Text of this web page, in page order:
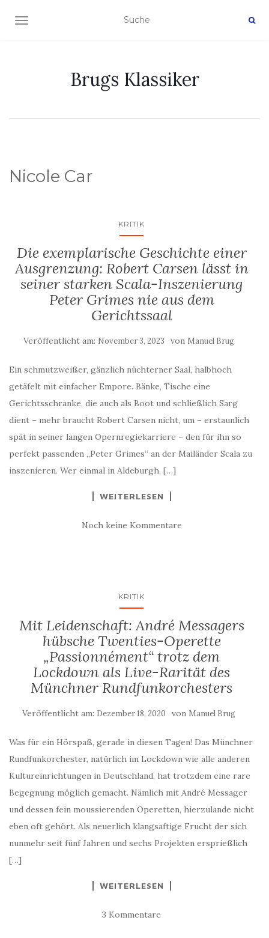
NAVIGATION EIN-/AUSSCHALTEN
Brugs Klassiker
Nicole Car
KRITIK
Die exemplarische Geschichte einer
Ausgrenzung: Robert Carsen lässt in
seiner starken Scala-Inszenierung
Peter Grimes nie aus dem
Gerichtssaal
Veröffentlicht am: November 3, 2023 von Manuel Brug
Ein schmutzweißer, gänzlich nüchterner Saal, halbhoch
getäfelt mit einfacher Empore. Bänke, Tische eine
Gerichtsschranke, die auch als Boot und schließlich Sarg
dient – mehr braucht Robert Carsen nicht, um – erstaunlich
spät in seiner langen Opernregiekarriere – den für ihn so
perfekt passenden „Peter Grimes“ an der Mailänder Scala zu
inszenieren. Wer einmal in Aldeburgh, […]
WEITERLESEN
Noch keine Kommentare
KRITIK
Mit Leidenschaft: André Messagers
hübsche Twenties-Operette
„Passionnément“ trotz dem
Lockdown als Live-Rarität des
Münchner Rundfunkorchesters
Veröffentlicht am: Dezember 18, 2020 von Manuel Brug
Was für ein Hörspaß, gerade in diesen Tagen! Das Münchner
Rundfunkorchester, natürlich im Lockdown wie alle anderen
Kultureinrichtungen in Deutschland, hat trotzdem eine rare
Begegnung möglich gemacht. Nämlich mit André Messager
und dessen fein moussierenden Operetten, hierzulande nicht
eben oft gehört. Als neuerlich klangsaftige Frucht der sich
nunmehr seit fünf Jahren und sechs Projekten ersprießlich
[…]
WEITERLESEN
3 Kommentare